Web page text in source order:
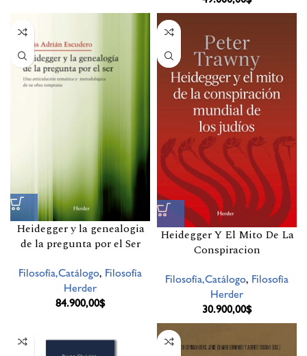
Heidegger y la genealogia
de la pregunta por el Ser
Filosofía,Catálogo, Filosofía
Herder
84.900,00$
Heidegger Y El Mito De La
Conspiracion
Filosofía,Catálogo, Filosofía
Herder
30.900,00$